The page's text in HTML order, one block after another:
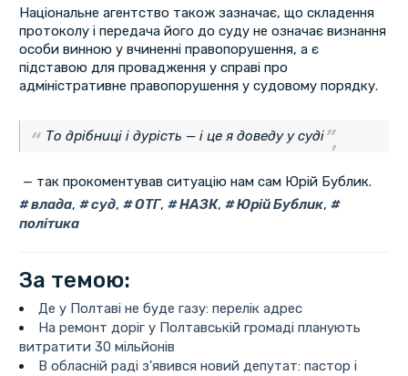
Національне агентство також зазначає, що складення
протоколу і передача його до суду не означає визнання
особи винною у вчиненні правопорушення, а є
підставою для провадження у справі про
адміністративне правопорушення у судовому порядку.
То дрібниці і дурість — і це я доведу у суді
— так прокоментував ситуацію нам сам Юрій Бублик.
влада, суд, ОТГ, НАЗК, Юрій Бублик,
політика
За темою:
Де у Полтаві не буде газу: перелік адрес
На ремонт доріг у Полтавській громаді планують
витратити 30 мільйонів
В обласній раді з'явився новий депутат: пастор і